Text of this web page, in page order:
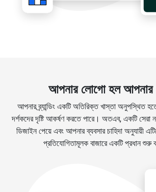
আপনার লোগো হল আপনার
আপনার ব্র্যান্ডিং একটি অতিরিক্ত খাস্তা অনুপস্থিত
দর্শকদের দৃষ্টি আকর্ষণ করতে পারে। অতএব, একটি সেরা
ডিজাইন পেয়ে এবং আপনার ব্যবসার চাহিদা অনুযায়ী
প্রতিযোগিতামূলক বাজারে একটি প্রধান শুরু